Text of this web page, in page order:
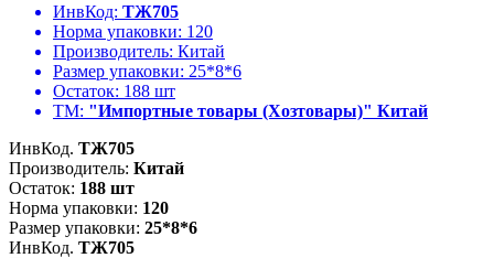
ИнвКод: ТЖ705
Норма упаковки: 120
Производитель: Китай
Размер упаковки: 25*8*6
Остаток: 188 шт
ТМ: "Импортные товары (Хозтовары)" Китай
ИнвКод. ТЖ705
Производитель: Китай
Остаток: 188 шт
Норма упаковки: 120
Размер упаковки: 25*8*6
ИнвКод. ТЖ705